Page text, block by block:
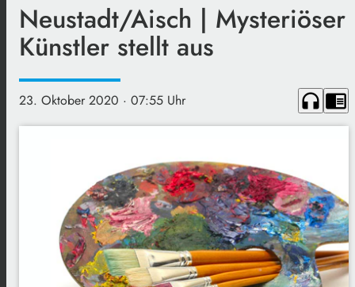
Neustadt/Aisch | Mysteriöser
Künstler stellt aus
23. Oktober 2020 · 07:55 Uhr headphones chrome_reader_mode